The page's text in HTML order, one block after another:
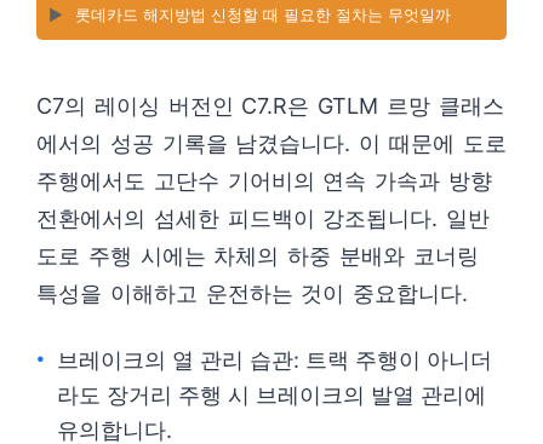
▶️ 롯데카드 해지방법 신청할 때 필요한 절차는 무엇일까
C7의 레이싱 버전인 C7.R은 GTLM 르망 클래스
에서의 성공 기록을 남겼습니다. 이 때문에 도로
주행에서도 고단수 기어비의 연속 가속과 방향
전환에서의 섬세한 피드백이 강조됩니다. 일반
도로 주행 시에는 차체의 하중 분배와 코너링
특성을 이해하고 운전하는 것이 중요합니다.
브레이크의 열 관리 습관: 트랙 주행이 아니더
라도 장거리 주행 시 브레이크의 발열 관리에
유의합니다.